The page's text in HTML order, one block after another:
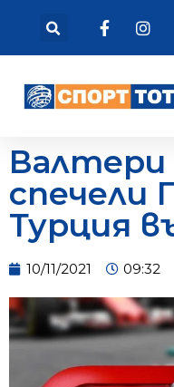
спечели
Турция
10/11/2021 09:32